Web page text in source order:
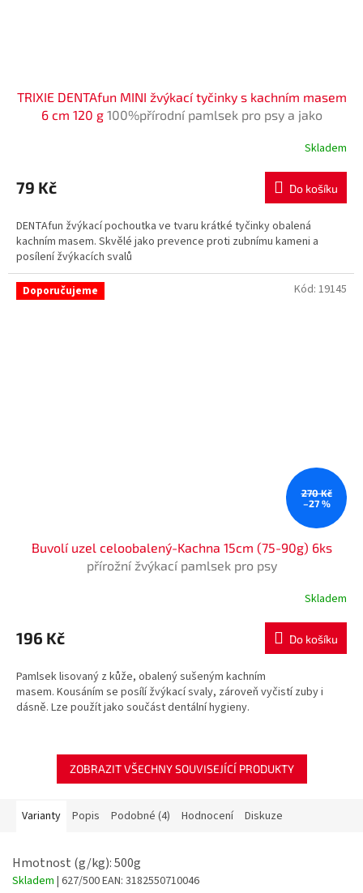
TRIXIE DENTAfun MINI žvýkací tyčinky s kachním masem
6 cm 120 g 100%přírodní pamlsek pro psy a jako
Skladem
79 Kč Do košíku
DENTAfun žvýkací pochoutka ve tvaru krátké tyčinky obalená
kachním masem. Skvělé jako prevence proti zubnímu kameni a
posílení žvýkacích svalů
Doporučujeme
270 Kč
–27 %
Buvolí uzel celoobalený-Kachna 15cm (75-90g) 6ks
přírožní žvýkací pamlsek pro psy
produktu
je
z
5
hvězdiček.
Skladem
196 Kč Do košíku
Pamlsek lisovaný z kůže, obalený sušeným kachním
masem. Kousáním se posílí žvýkací svaly, zároveň vyčistí zuby i
dásně. Lze použít jako součást dentální hygieny.
Kód: 19145
ZOBRAZIT VŠECHNY SOUVISEJÍCÍ PRODUKTY
Varianty Popis Podobné (4) Hodnocení Diskuze
Hmotnost (g/kg): 500g
Skladem | 627/500EAN: 3182550710046